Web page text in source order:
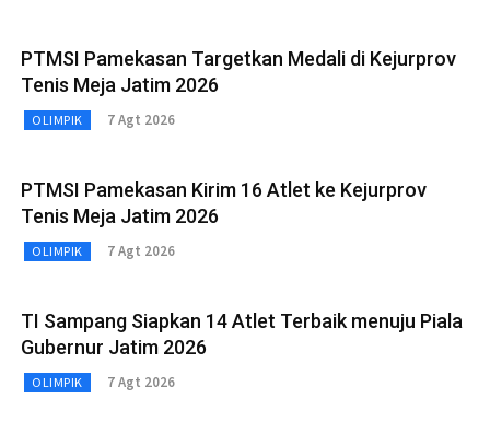
PTMSI Pamekasan Targetkan Medali di Kejurprov
Tenis Meja Jatim 2026
OLIMPIK 7 Agt 2026
PTMSI Pamekasan Kirim 16 Atlet ke Kejurprov
Tenis Meja Jatim 2026
OLIMPIK 7 Agt 2026
TI Sampang Siapkan 14 Atlet Terbaik menuju Piala
Gubernur Jatim 2026
OLIMPIK 7 Agt 2026